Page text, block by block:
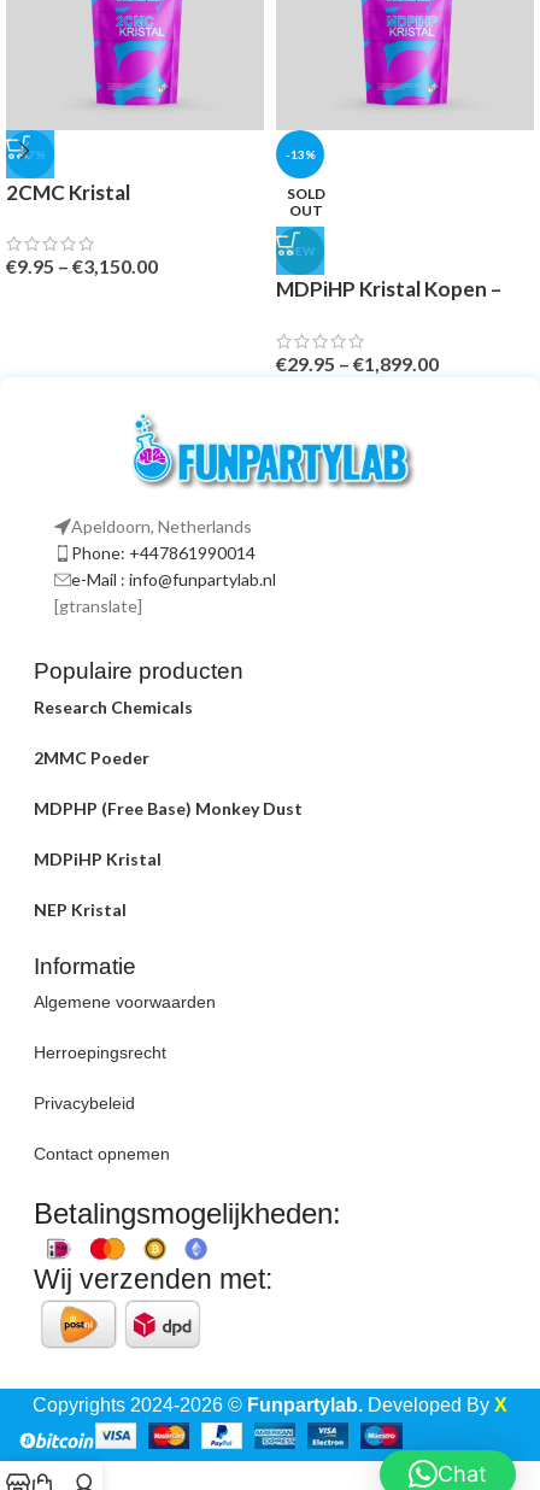
-47%
2CMC Kristal
€9.95 – €3,150.00
-13%
SOLD
OUT
NEW
MDPiHP Kristal Kopen –
€29.95 – €1,899.00
Apeldoorn, Netherlands
Phone: +447861990014
e-Mail : info@funpartylab.nl
[gtranslate]
Populaire producten
Research Chemicals
2MMC Poeder
MDPHP (Free Base) Monkey Dust
MDPiHP Kristal
NEP Kristal
Informatie
Algemene voorwaarden
Herroepingsrecht
Privacybeleid
Contact opnemen
Betalingsmogelijkheden:
Wij verzenden met:
Copyrights 2024-2026 © Funpartylab.Developed By X
Chat